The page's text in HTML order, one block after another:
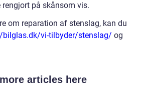
på skånsom vis.
om reparation af stenslag, kan du
bilglas.dk/vi-tilbyder/stenslag/ og
articles here